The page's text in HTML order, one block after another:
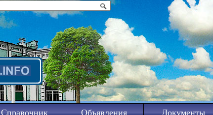
Справочник Объявления Документы